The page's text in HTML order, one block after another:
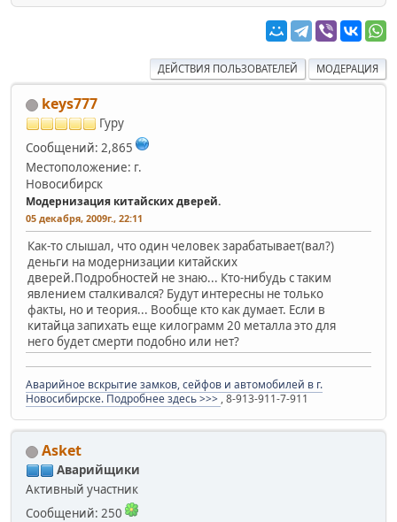
ДЕЙСТВИЯ ПОЛЬЗОВАТЕЛЕЙ МОДЕРАЦИЯ
keys777
Гуру
Сообщений: 2,865
Местоположение: г.
Новосибирск
Модернизация китайских дверей.
05 декабря, 2009г., 22:11
Как-то слышал, что один человек зарабатывает(вал?)
деньги на модернизации китайских
дверей.Подробностей не знаю... Кто-нибудь с таким
явлением сталкивался? Будут интересны не только
факты, но и теория... Вообще кто как думает. Если в
китайца запихать еще килограмм 20 металла это для
него будет смерти подобно или нет?
Аварийное вскрытие замков, сейфов и автомобилей в г.
Новосибирске. Подробнее здесь >>> , 8-913-911-7-911
Asket
Аварийщики
Активный участник
Сообщений: 250